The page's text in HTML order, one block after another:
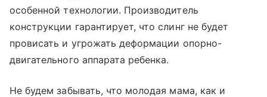
особенной технологии. Производитель
конструкции гарантирует, что слинг не будет
провисать и угрожать деформации опорно-
двигательного аппарата ребенка.
Не будем забывать, что молодая мама, как и